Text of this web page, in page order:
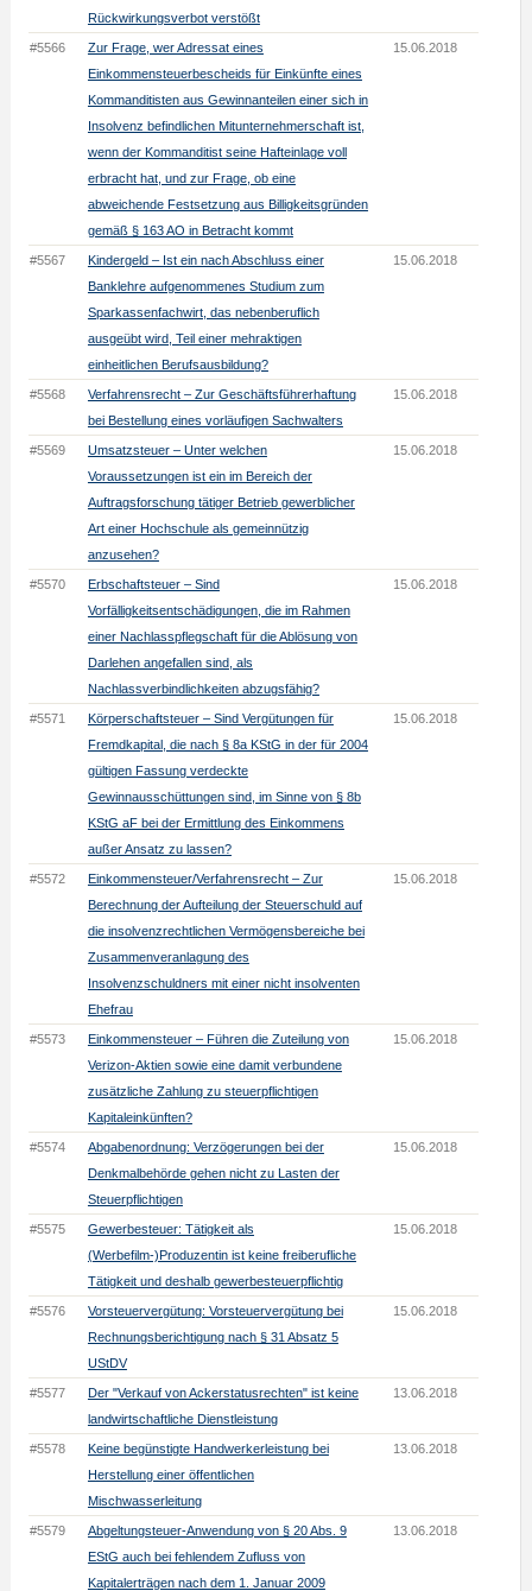
Rückwirkungsverbot verstößt
#5566
Zur Frage, wer Adressat eines
Einkommensteuerbescheids für Einkünfte eines
Kommanditisten aus Gewinnanteilen einer sich in
Insolvenz befindlichen Mitunternehmerschaft ist,
wenn der Kommanditist seine Hafteinlage voll
erbracht hat, und zur Frage, ob eine
abweichende Festsetzung aus Billigkeitsgründen
gemäß § 163 AO in Betracht kommt
15.06.2018
#5567
Kindergeld – Ist ein nach Abschluss einer
Banklehre aufgenommenes Studium zum
Sparkassenfachwirt, das nebenberuflich
ausgeübt wird, Teil einer mehraktigen
einheitlichen Berufsausbildung?
15.06.2018
#5568
Verfahrensrecht – Zur Geschäftsführerhaftung
bei Bestellung eines vorläufigen Sachwalters
15.06.2018
#5569
Umsatzsteuer – Unter welchen
Voraussetzungen ist ein im Bereich der
Auftragsforschung tätiger Betrieb gewerblicher
Art einer Hochschule als gemeinnützig
anzusehen?
15.06.2018
#5570
Erbschaftsteuer – Sind
Vorfälligkeitsentschädigungen, die im Rahmen
einer Nachlasspflegschaft für die Ablösung von
Darlehen angefallen sind, als
Nachlassverbindlichkeiten abzugsfähig?
15.06.2018
#5571
Körperschaftsteuer – Sind Vergütungen für
Fremdkapital, die nach § 8a KStG in der für 2004
gültigen Fassung verdeckte
Gewinnausschüttungen sind, im Sinne von § 8b
KStG aF bei der Ermittlung des Einkommens
außer Ansatz zu lassen?
15.06.2018
#5572
Einkommensteuer/Verfahrensrecht – Zur
Berechnung der Aufteilung der Steuerschuld auf
die insolvenzrechtlichen Vermögensbereiche bei
Zusammenveranlagung des
Insolvenzschuldners mit einer nicht insolventen
Ehefrau
15.06.2018
#5573
Einkommensteuer – Führen die Zuteilung von
Verizon-Aktien sowie eine damit verbundene
zusätzliche Zahlung zu steuerpflichtigen
Kapitaleinkünften?
15.06.2018
#5574
Abgabenordnung: Verzögerungen bei der
Denkmalbehörde gehen nicht zu Lasten der
Steuerpflichtigen
15.06.2018
#5575
Gewerbesteuer: Tätigkeit als
(Werbefilm-)Produzentin ist keine freiberufliche
Tätigkeit und deshalb gewerbesteuerpflichtig
15.06.2018
#5576
Vorsteuervergütung: Vorsteuervergütung bei
Rechnungsberichtigung nach § 31 Absatz 5
UStDV
15.06.2018
#5577
Der "Verkauf von Ackerstatusrechten" ist keine
landwirtschaftliche Dienstleistung
13.06.2018
#5578
Keine begünstigte Handwerkerleistung bei
Herstellung einer öffentlichen
Mischwasserleitung
13.06.2018
#5579
Abgeltungsteuer-Anwendung von § 20 Abs. 9
EStG auch bei fehlendem Zufluss von
Kapitalerträgen nach dem 1. Januar 2009
13.06.2018